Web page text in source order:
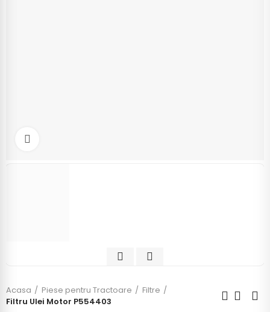
Acasa Piese pentru Tractoare
Filtre
Filtru Ulei Motor P554403